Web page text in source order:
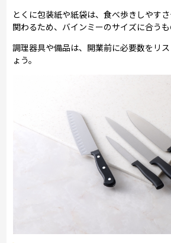
とくに包装紙や紙袋は、食べ歩きしやす
関わるため、バインミーのサイズに合うも
調理器具や備品は、開業前に必要数をリ
ょう。